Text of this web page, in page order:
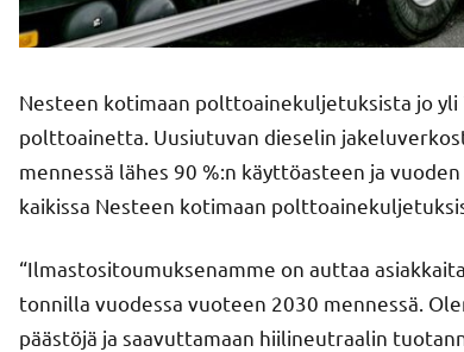
Nesteen kotimaan polttoainekuljetuksista jo yli
polttoainetta. Uusiutuvan dieselin
mennessä lähes 90 %:n käyttöasteen ja
kaikissa Nesteen kotimaan
“Ilmastositoumuksenamme on auttaa
tonnilla vuodessa vuoteen 2030 mennessä.
päästöjä ja saavuttamaan hiilineutraalin